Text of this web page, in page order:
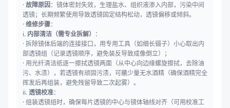
·故障原因：镜体密封失效，生理盐水、组织液渗入内部，污染中间
透镜；长期频繁使用导致透镜固定结构松动，透镜偏移或倾斜。
·维修步骤：
i. 内部清洁（需专业拆解） ：
· 拆除镜体后端的连接接口，用专用工具（如细长镊子）小心取出内
部透镜组（记录透镜顺序，避免装反导致成像倒立）；
· 用光纤清洁纸逐一擦拭透镜两面（从中心向边缘螺旋擦拭，去除油
污、水渍），若透镜有顽固污渍，可蘸少量无水酒精（确保酒精完全
挥发后再组装，避免残留导致二次起雾）。
ii.透镜校准：
· 组装透镜组时，确保每片透镜的中心与镜体轴线对齐（可用校准工